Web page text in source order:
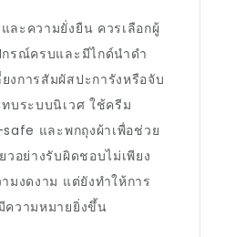
ละความยั่งยืน ควรเลือกผู้
รณ์ครบและมีไกด์นำดำ
งการสัมผัสปะการังหรือจับ
บระบบนิเวศ ใช้ครีม
และพกถุงผ้าเพื่อช่วย
วอย่างรับผิดชอบไม่เพียง
มงดงาม แต่ยังทำให้การ
ความหมายยิ่งขึ้น